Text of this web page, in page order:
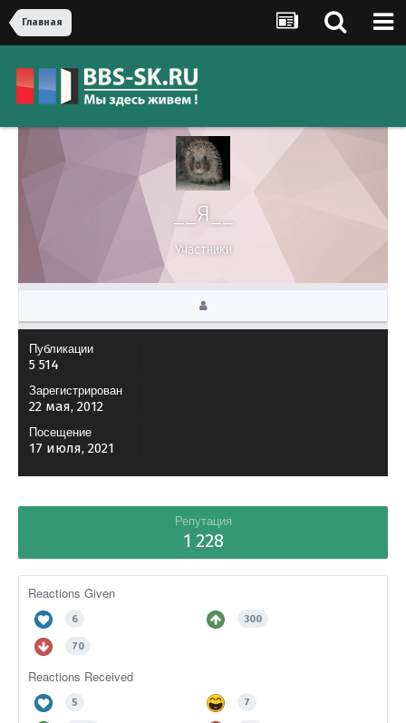
Главная
__Я__
Участники
Публикации
5 514
Зарегистрирован
22 мая, 2012
Посещение
17 июля, 2021
Репутация
1 228
Reactions Given
6 300
70
Reactions Received
5 7